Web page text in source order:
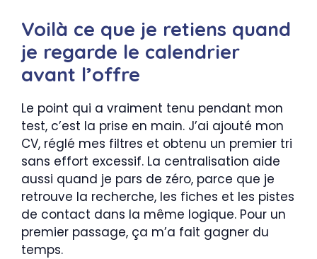
Voilà ce que je retiens quand
je regarde le calendrier
avant l’offre
Le point qui a vraiment tenu pendant mon
test, c’est la prise en main. J’ai ajouté mon
CV, réglé mes filtres et obtenu un premier tri
sans effort excessif. La centralisation aide
aussi quand je pars de zéro, parce que je
retrouve la recherche, les fiches et les pistes
de contact dans la même logique. Pour un
premier passage, ça m’a fait gagner du
temps.